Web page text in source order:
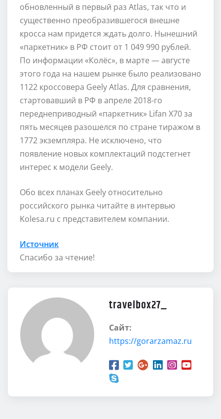
обновленный в первый раз Atlas, так что и
существенно преобразившегося внешне
кросса нам придется ждать долго. Нынешний
«паркетник» в РФ стоит от 1 049 990 рублей.
По информации «Колёс», в марте — августе
этого года на нашем рынке было реализовано
1122 кроссовера Geely Atlas. Для сравнения,
стартовавший в РФ в апреле 2018-го
переднеприводный «паркетник» Lifan X70 за
пять месяцев разошелся по стране тиражом в
1772 экземпляра. Не исключено, что
появление новых комплектаций подстегнет
интерес к модели Geely.
Обо всех планах Geely относительно
российского рынка читайте в интервью
Kolesa.ru с представителем компании.
Источник
Спасибо за чтение!
travelbox27_
Сайт:
https://gorarzamaz.ru